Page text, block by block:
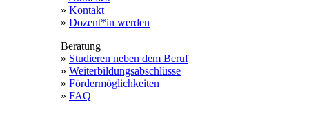
» Kontakt
» Dozent*in werden
Beratung
» Studieren neben dem Beruf
» Weiterbildungsabschlüsse
» Fördermöglichkeiten
» FAQ